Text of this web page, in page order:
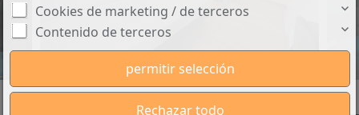
Wohnen
Cookies de marketing / de terceros
Contenido de terceros